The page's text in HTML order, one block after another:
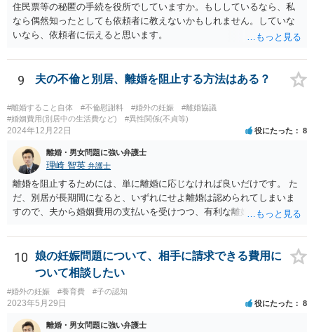
住民票等の秘匿の手続を役所でしていますか。もししているなら、私
なら偶然知ったとしても依頼者に教えないかもしれません。していな
いなら、依頼者に伝えると思います。
9 夫の不倫と別居、離婚を阻止する方法はある？
#離婚すること自体 #不倫慰謝料 #婚外の妊娠
#離婚協議
#婚姻費用(別居中の生活費など)
#異性関係(不貞等)
2024年12月22日 役にたった 8
離婚・男女問題に強い弁護士
理崎 智英 弁護士
離婚を阻止するためには、単に離婚に応じなければ良いだけです。 た
だ、別居が長期間になると、いずれにせよ離婚は認められてしまいま
すので、夫から婚姻費用の支払いを受けつつ、有利な離婚条件での離
10
娘の妊娠問題について、相手に請求できる費用に
ついて相談したい
#婚外の妊娠 #養育費 #子の認知
2023年5月29日 役にたった 8
離婚・男女問題に強い弁護士